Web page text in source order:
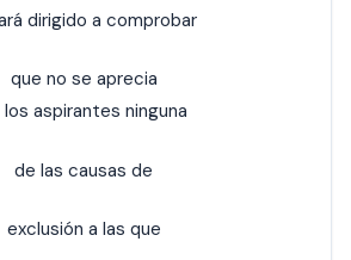
dirigido a comprobar
que no se aprecia
los aspirantes ninguna
de las causas de
exclusión a las que